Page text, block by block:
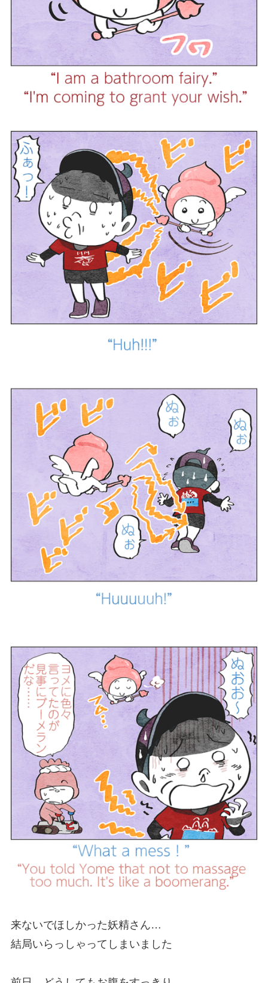
来ないでほしかった妖精さん…
結局いらっしゃってしまいました